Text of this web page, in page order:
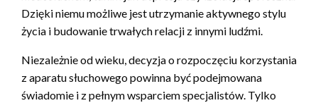
Dzięki niemu możliwe jest utrzymanie aktywnego stylu
życia i budowanie trwałych relacji z innymi ludźmi.
Niezależnie od wieku, decyzja o rozpoczęciu korzystania
z aparatu słuchowego powinna być podejmowana
świadomie i z pełnym wsparciem specjalistów. Tylko